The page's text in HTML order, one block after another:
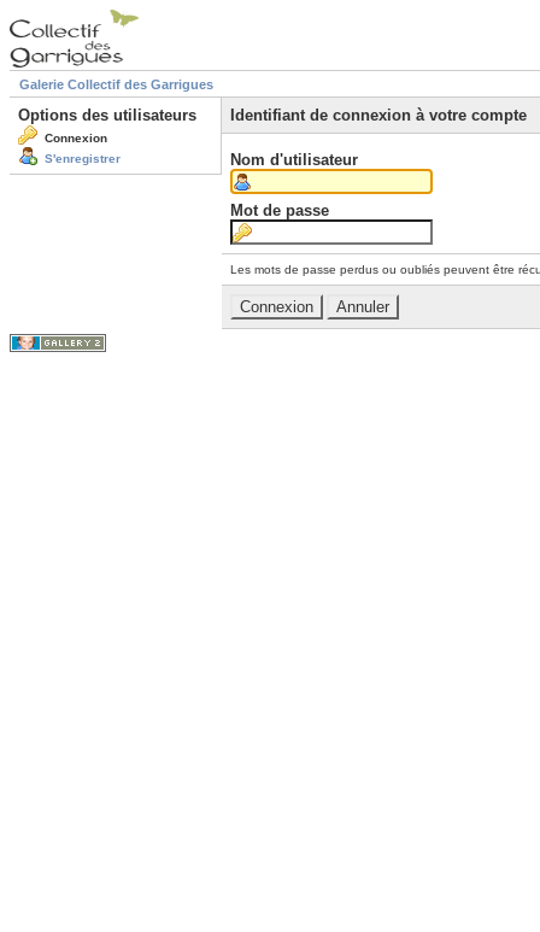
Galerie Collectif des Garrigues
Options des utilisateurs
Connexion
S'enregistrer
Identifiant de connexion à votre compte
Nom d'utilisateur
Mot de passe
Les mots de passe perdus ou oubliés peuvent être